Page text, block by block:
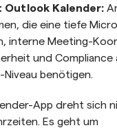
Outlook Kalender:
die eine tiefe
interne Meeting-
und Compliance
Niveau benötigen.
App dreht sich
Es geht um